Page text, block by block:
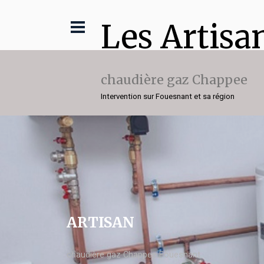
Les
chaudière gaz Chappee
Intervention sur Fouesnant et sa région
ARTISAN
chaudière gaz Chappee Fouesnant